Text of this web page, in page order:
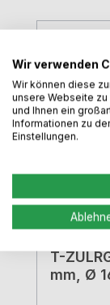
T-
mm, Ø
Wir verwenden
Wir können diese
unsere Webseite
und Ihnen ein
Informationen zu
Einstellungen.